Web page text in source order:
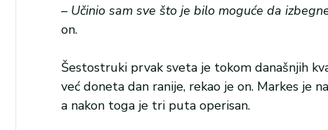
– Učinio sam sve što je bilo moguće da
on.
Šestostruki prvak sveta je tokom današnjih
već doneta dan ranije, rekao je on. Markes je
a nakon toga je tri puta operisan.